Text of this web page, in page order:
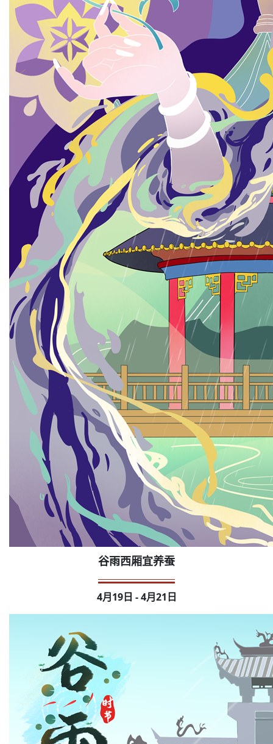
谷雨西厢宜养蚕
4月19日 - 4月21日